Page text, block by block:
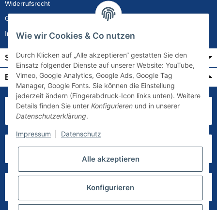
Widerrufsrecht
Gewährleistung
Impressum
Service
Bezahlung & Versand
Wie wir Cookies & Co nutzen
Durch Klicken auf „Alle akzeptieren“ gestatten Sie den
Einsatz folgender Dienste auf unserer Website: YouTube,
Vimeo, Google Analytics, Google Ads, Google Tag
Manager, Google Fonts. Sie können die Einstellung
jederzeit ändern (Fingerabdruck-Icon links unten). Weitere
Details finden Sie unter Konfigurieren und in unserer
Datenschutzerklärung.
Impressum Datenschutz
Alle akzeptieren
Konfigurieren